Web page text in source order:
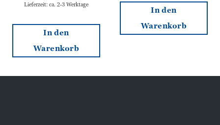
Lieferzeit: ca. 2-3 Werktage
In den
Warenkorb
In den
Warenkorb